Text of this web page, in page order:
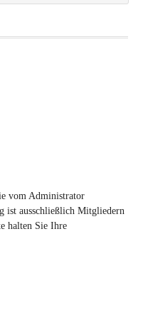
vom Administrator
ist ausschließlich Mitgliedern
halten Sie Ihre